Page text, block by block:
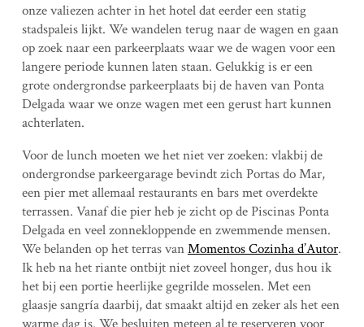
onze valiezen achter in het hotel dat eerder een statig
stadspaleis lijkt. We wandelen terug naar de wagen en gaan
op zoek naar een parkeerplaats waar we de wagen voor een
langere periode kunnen laten staan. Gelukkig is er een
grote ondergrondse parkeerplaats bij de haven van Ponta
Delgada waar we onze wagen met een gerust hart kunnen
achterlaten.
Voor de lunch moeten we het niet ver zoeken: vlakbij de
ondergrondse parkeergarage bevindt zich Portas do Mar,
een pier met allemaal restaurants en bars met overdekte
terrassen. Vanaf die pier heb je zicht op de Piscinas Ponta
Delgada en veel zonnekloppende en zwemmende mensen.
We belanden op het terras vanMomentos Cozinha d’Autor.
Ik heb na het riante ontbijt niet zoveel honger, dus hou ik
het bij een portie heerlijke gegrilde mosselen. Met een
glaasje sangría daarbij, dat smaakt altijd en zeker als het een